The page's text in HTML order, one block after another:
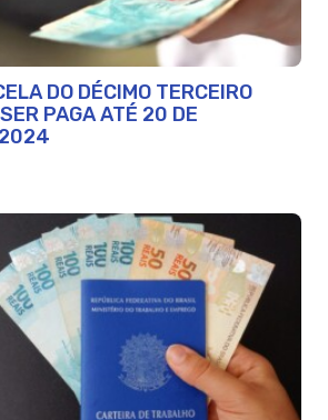
DO DÉCIMO TERCEIRO
PAGA ATÉ 20 DE
2024